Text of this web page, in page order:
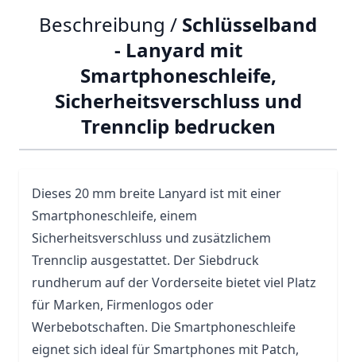
Beschreibung / Schlüsselband
- Lanyard mit
Smartphoneschleife,
Sicherheitsverschluss und
Trennclip bedrucken
Dieses 20 mm breite Lanyard ist mit einer
Smartphoneschleife, einem
Sicherheitsverschluss und zusätzlichem
Trennclip ausgestattet. Der Siebdruck
rundherum auf der Vorderseite bietet viel Platz
für Marken, Firmenlogos oder
Werbebotschaften. Die Smartphoneschleife
eignet sich ideal für Smartphones mit Patch,